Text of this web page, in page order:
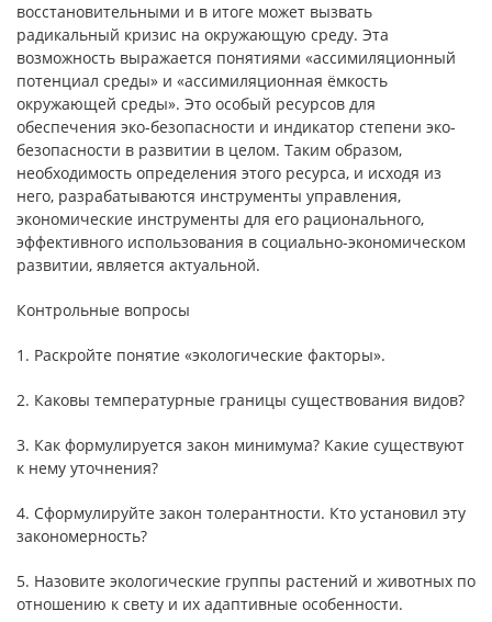
восстановительными и в итоге может вызвать
радикальный кризис на окружающую среду. Эта
возможность выражается понятиями «ассимиляционный
потенциал среды» и «ассимиляционная ёмкость
окружающей среды». Это особый ресурсов для
обеспечения эко-безопасности и индикатор степени эко-
безопасности в развитии в целом. Таким образом,
необходимость определения этого ресурса, и исходя из
него, разрабатываются инструменты управления,
экономические инструменты для его рационального,
эффективного использования в социально-экономическом
развитии, является актуальной.
Контрольные вопросы
1. Раскройте понятие «экологические факторы».
2. Каковы температурные границы существования видов?
3. Как формулируется закон минимума? Какие существуют
к нему уточнения?
4. Сформулируйте закон толерантности. Кто установил эту
закономерность?
5. Назовите экологические группы растений и животных по
отношению к свету и их адаптивные особенности.